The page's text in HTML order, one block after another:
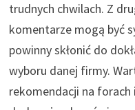
trudnych chwilach. Z
komentarze mogą być
powinny skłonić do
wyboru danej firmy.
rekomendacji na